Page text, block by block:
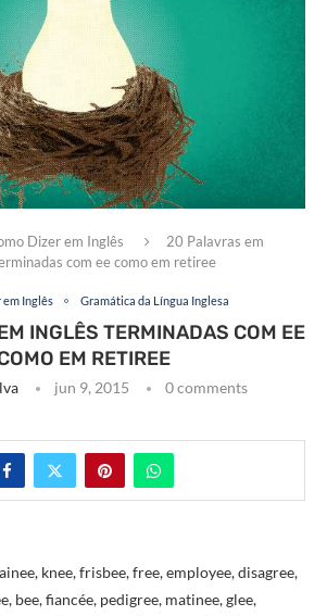
Dizer em Inglês
20 Palavras em
com ee como em retiree
Inglês Gramática da Língua Inglesa
INGLÊS TERMINADAS COM EE
EM RETIREE
jun 9, 2015 0 comments
knee, frisbee, free, employee, disagree,
bee, fiancée, pedigree, matinee, glee,